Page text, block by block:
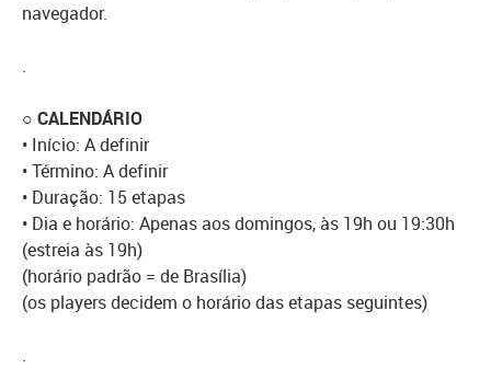
navegador.
.
○ CALENDÁRIO
• Início: A definir
• Término: A definir
• Duração: 15 etapas
• Dia e horário: Apenas aos domingos, às 19h ou 19:30h
(estreia às 19h)
(horário padrão = de Brasília)
(os players decidem o horário das etapas seguintes)
.